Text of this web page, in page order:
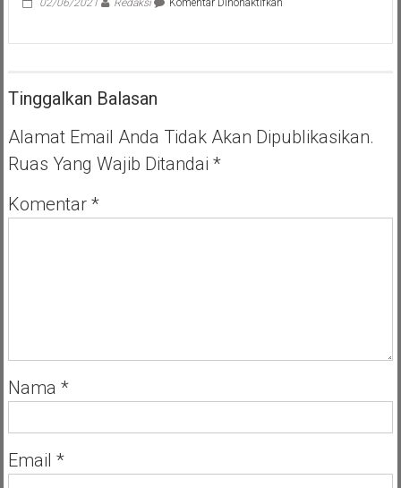
Tinggalkan Balasan
Alamat Email Anda Tidak Akan Dipublikasikan.
Ruas Yang Wajib Ditandai *
Komentar *
Nama *
Email *